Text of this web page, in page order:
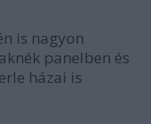
is nagyon
panelben és
házai is